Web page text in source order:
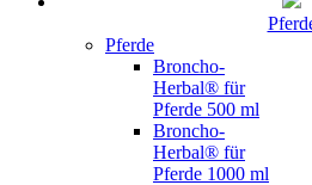
Pferde
Broncho-
Herbal® für
Pferde 500 ml
Broncho-
Herbal® für
Pferde 1000 ml